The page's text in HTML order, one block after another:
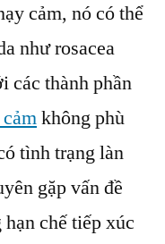
cảm, nó có thể
như rosacea
các thành phần
không phù
tình trạng làn
gặp vấn đề
chế tiếp xúc